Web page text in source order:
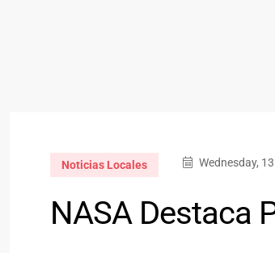
Noticias Locales Wednesday,
NASA Destaca